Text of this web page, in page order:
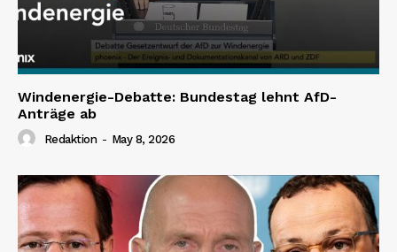
Windenergie-Debatte: Bundestag lehnt AfD-
Anträge ab
Redaktion - May 8, 2026